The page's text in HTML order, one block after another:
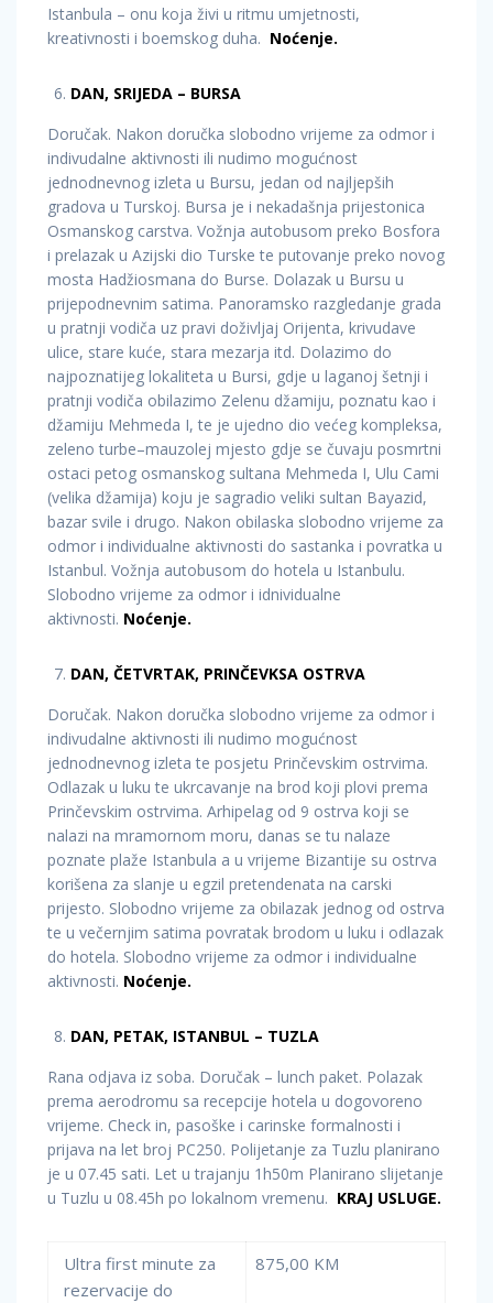
Istanbula – onu koja živi u ritmu umjetnosti,
kreativnosti i boemskog duha. Noćenje.
DAN, SRIJEDA – BURSA
Doručak. Nakon doručka slobodno vrijeme za odmor i
indivudalne aktivnosti ili nudimo mogućnost
jednodnevnog izleta u Bursu, jedan od najljepših
gradova u Turskoj. Bursa je i nekadašnja prijestonica
Osmanskog carstva. Vožnja autobusom preko Bosfora
i prelazak u Azijski dio Turske te putovanje preko novog
mosta Hadžiosmana do Burse. Dolazak u Bursu u
prijepodnevnim satima. Panoramsko razgledanje grada
u pratnji vodiča uz pravi doživljaj Orijenta, krivudave
ulice, stare kuće, stara mezarja itd. Dolazimo do
najpoznatijeg lokaliteta u Bursi, gdje u laganoj šetnji i
pratnji vodiča obilazimo Zelenu džamiju, poznatu kao i
džamiju Mehmeda I, te je ujedno dio većeg kompleksa,
zeleno turbe–mauzolej mjesto gdje se čuvaju posmrtni
ostaci petog osmanskog sultana Mehmeda I, Ulu Cami
(velika džamija) koju je sagradio veliki sultan Bayazid,
bazar svile i drugo. Nakon obilaska slobodno vrijeme za
odmor i individualne aktivnosti do sastanka i povratka u
Istanbul. Vožnja autobusom do hotela u Istanbulu.
Slobodno vrijeme za odmor i idnividualne
aktivnosti. Noćenje.
DAN, ČETVRTAK, PRINČEVKSA OSTRVA
Doručak. Nakon doručka slobodno vrijeme za odmor i
indivudalne aktivnosti ili nudimo mogućnost
jednodnevnog izleta te posjetu Prinčevskim ostrvima.
Odlazak u luku te ukrcavanje na brod koji plovi prema
Prinčevskim ostrvima. Arhipelag od 9 ostrva koji se
nalazi na mramornom moru, danas se tu nalaze
poznate plaže Istanbula a u vrijeme Bizantije su ostrva
korišena za slanje u egzil pretendenata na carski
prijesto. Slobodno vrijeme za obilazak jednog od ostrva
te u večernjim satima povratak brodom u luku i odlazak
do hotela. Slobodno vrijeme za odmor i individualne
aktivnosti. Noćenje.
DAN, PETAK, ISTANBUL – TUZLA
Rana odjava iz soba. Doručak – lunch paket. Polazak
prema aerodromu sa recepcije hotela u dogovoreno
vrijeme. Check in, pasoške i carinske formalnosti i
prijava na let broj PC250. Polijetanje za Tuzlu planirano
je u 07.45 sati. Let u trajanju 1h50m Planirano slijetanje
u Tuzlu u 08.45h po lokalnom vremenu. KRAJ USLUGE.
Ultra first minute za
rezervacije do
875,00 KM